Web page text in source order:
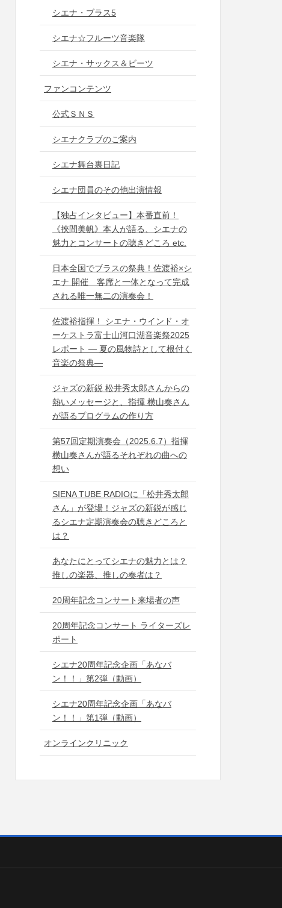
シエナ・ブラス5
シエナ☆フルーツ音楽隊
シエナ・サックス＆ビーツ
ファンコンテンツ
公式ＳＮＳ
シエナクラブのご案内
シエナ舞台裏日記
シエナ団員のその他出演情報
【独占インタビュー】本番直前！
《挾間美帆》本人が語る、シエナの
魅力とコンサートの聴きどころ etc.
日本全国でブラスの祭典！佐渡裕×シ
エナ 開催 客席と一体となって完成
される唯一無二の演奏会！
佐渡裕指揮！ シエナ・ウインド・オ
ーケストラ富士山河口湖音楽祭2025
レポート ― 夏の風物詩として根付く
音楽の祭典―
ジャズの新鋭 松井秀太郎さんからの
熱いメッセージと、指揮 横山奏さん
が語るプログラムの作り方
第57回定期演奏会（2025.6.7）指揮
横山奏さんが語るそれぞれの曲への
想い
SIENA TUBE RADIOに「松井秀太郎
さん」が登場！ジャズの新鋭が感じ
るシエナ定期演奏会の聴きどころと
は？
あなたにとってシエナの魅力とは？
推しの楽器、推しの奏者は？
20周年記念コンサート来場者の声
20周年記念コンサート ライターズレ
ポート
シエナ20周年記念企画「あなバ
ン！！」第2弾（動画）
シエナ20周年記念企画「あなバ
ン！！」第1弾（動画）
オンラインクリニック